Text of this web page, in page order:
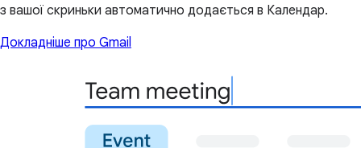
з вашої скриньки автоматично додається в Календар.
Докладніше про Gmail